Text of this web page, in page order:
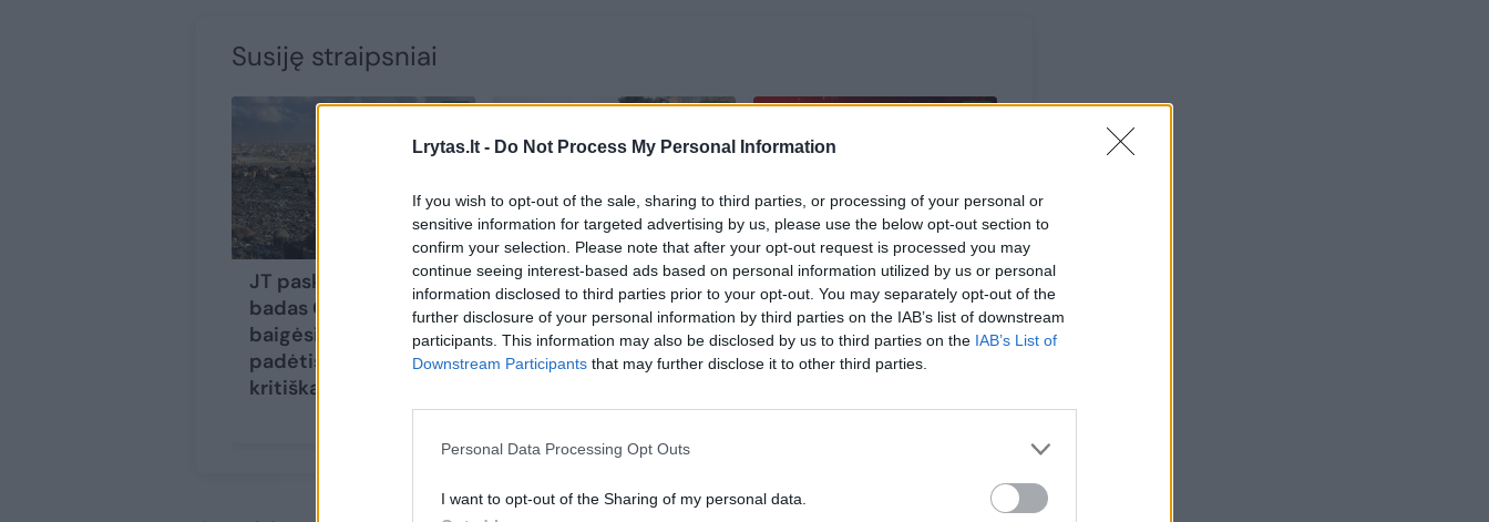
Lrytas.lt - Do Not Process My Personal Information
If you wish to opt-out of the sale, sharing to third parties, or processing of your personal or
sensitive information for targeted advertising by us, please use the below opt-out section to
confirm your selection. Please note that after your opt-out request is processed you may
continue seeing interest-based ads based on personal information utilized by us or personal
information disclosed to third parties prior to your opt-out. You may separately opt-out of the
further disclosure of your personal information by third parties on the IAB’s list of downstream
participants. This information may also be disclosed by us to third parties on the IAB’s List of
Downstream Participants that may further disclose it to other third parties.
Personal Data Processing Opt Outs
I want to opt-out of the Sharing of my personal data.
Susiję straipsniai
JT paskelbė, kad
badas Gazoje
baigėsi, tačiau
padėtis tebėra
kritiška
Irane įvykdyta
mirties bausmė
vyrui, įtariamam
šnipinėjus Izraelio
Praėjus savaitei po
išpuolio Sidnėjuje,
Izraelio UR ministras
paragino žydus keltis